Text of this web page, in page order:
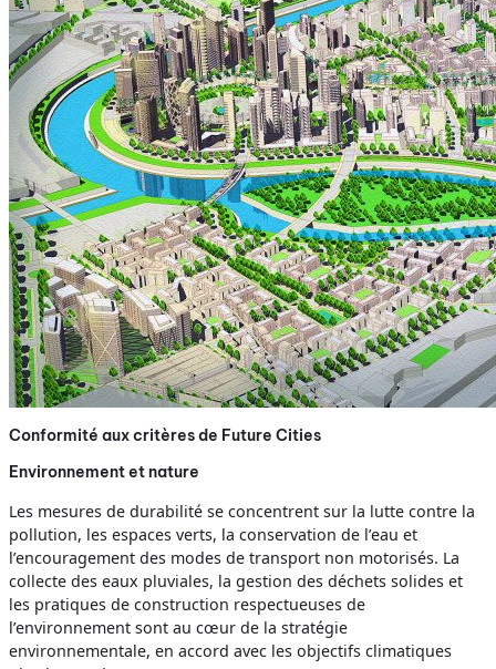
Conformité aux critères de Future Cities
Environnement et nature
Les mesures de durabilité se concentrent sur la lutte contre la
pollution, les espaces verts, la conservation de l’eau et
l’encouragement des modes de transport non motorisés. La
collecte des eaux pluviales, la gestion des déchets solides et
les pratiques de construction respectueuses de
l’environnement sont au cœur de la stratégie
environnementale, en accord avec les objectifs climatiques